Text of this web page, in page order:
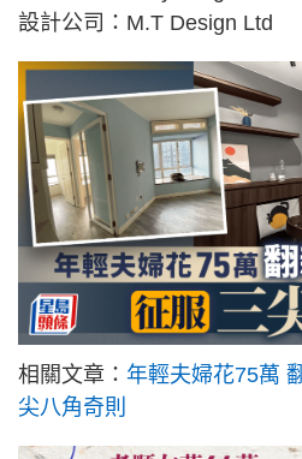
設計公司：M.T Design Ltd
相關文章： 年輕夫婦花75萬
尖八角奇則